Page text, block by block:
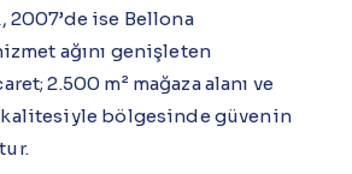
2007’de ise Bellona
ağını genişleten
2.500 m² mağaza alanı ve
bölgesinde güvenin